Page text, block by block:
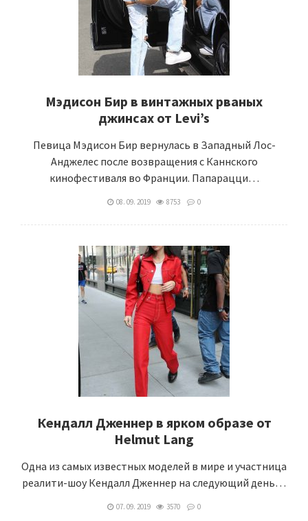
Мэдисон Бир в винтажных рваных
джинсах от Levi’s
Певица Мэдисон Бир вернулась в Западный Лос-
Анджелес после возвращения с Каннского
кинофестиваля во Франции. Папарацци…
08. 09. 2019 8753 0
Кендалл Дженнер в ярком образе от
Helmut Lang
Одна из самых известных моделей в мире и участница
реалити-шоу Кендалл Дженнер на следующий день…
07. 09. 2019 3570 0